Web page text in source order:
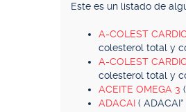
Este es un listado de
A-COLEST
colesterol total y
A-COLEST
colesterol total y
ACEITE OMEGA 3
ADACAI (